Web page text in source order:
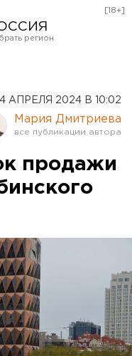
[18+]
АПРЕЛЯ 2024 В 10:02
Мария Дмитриева
продажи